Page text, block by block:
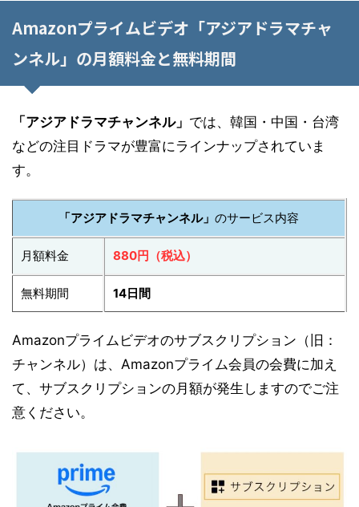
Amazonプライムビデオ「アジアドラマチャ
ンネル」の月額料金と無料期間
「アジアドラマチャンネル」 では、韓国・中国・台湾
などの注目ドラマが豊富にラインナップされていま
す。
「アジアドラマチャンネル」 のサービス内容
月額料金 880円（税込）
無料期間 14日間
Amazonプライムビデオのサブスクリプション（旧：
チャンネル）は、Amazonプライム会員の会費に加え
て、サブスクリプションの月額が発生しますのでご注
意ください。